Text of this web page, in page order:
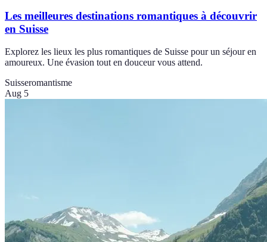
Les meilleures destinations romantiques à découvrir
en Suisse
Explorez les lieux les plus romantiques de Suisse pour un séjour en
amoureux. Une évasion tout en douceur vous attend.
Suisseromantisme
Aug 5